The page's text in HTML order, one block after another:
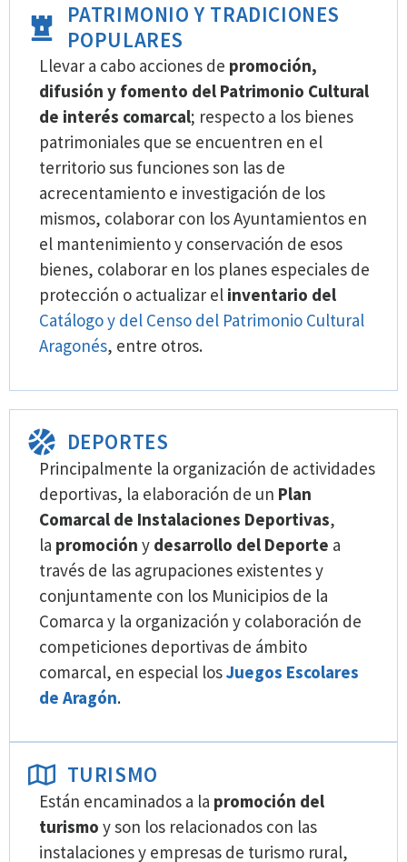
PATRIMONIO Y TRADICIONES
POPULARES
Llevar a cabo acciones de promoción,
difusión y fomento del Patrimonio Cultural
de interés comarcal; respecto a los bienes
patrimoniales que se encuentren en el
territorio sus funciones son las de
acrecentamiento e investigación de los
mismos, colaborar con los Ayuntamientos en
el mantenimiento y conservación de esos
bienes, colaborar en los planes especiales de
protección o actualizar el inventario del
Catálogo y del Censo del Patrimonio Cultural
Aragonés, entre otros.
DEPORTES
Principalmente la organización de actividades
deportivas, la elaboración de un Plan
Comarcal de Instalaciones Deportivas,
la promoción y desarrollo del Deporte a
través de las agrupaciones existentes y
conjuntamente con los Municipios de la
Comarca y la organización y colaboración de
competiciones deportivas de ámbito
comarcal, en especial losJuegos Escolares
de Aragón.
TURISMO
Están encaminados a la promoción del
turismo y son los relacionados con las
instalaciones y empresas de turismo rural,